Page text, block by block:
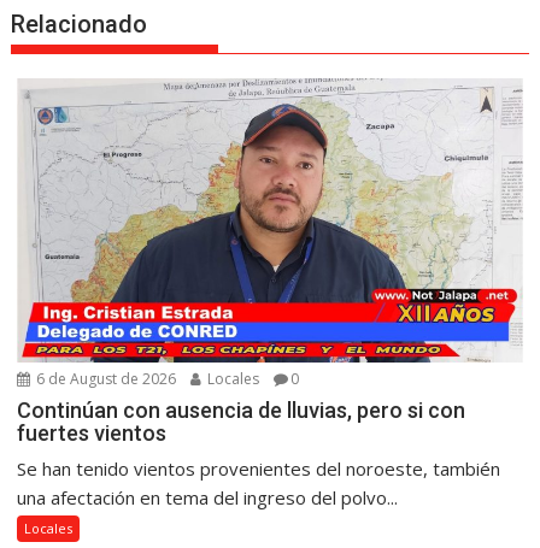
Relacionado
6 de August de 2026 Locales 0
Continúan con ausencia de lluvias, pero si con
fuertes vientos
Se han tenido vientos provenientes del noroeste, también
una afectación en tema del ingreso del polvo...
Locales